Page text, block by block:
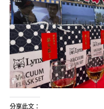
分享此文：